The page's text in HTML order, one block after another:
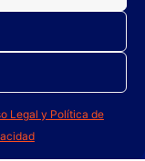
Legal y Política de